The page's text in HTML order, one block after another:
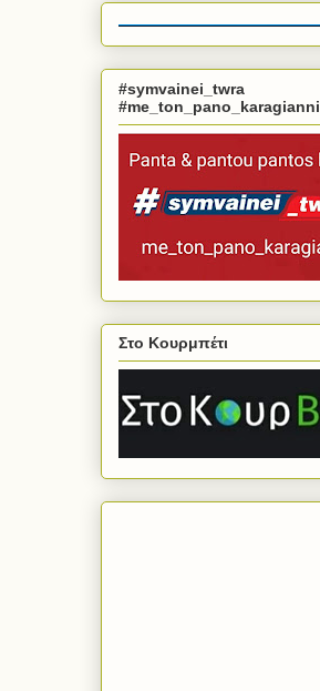
#symvainei_twra
#me_ton_pano_karagianni
Στο Κουρμπέτι